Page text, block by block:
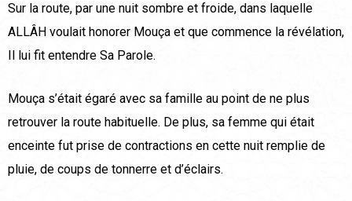
Sur la route, par une nuit sombre et froide, dans laquelle
ALLÂH voulait honorer Mouça et que commence la révélation,
Il lui fit entendre Sa Parole.
Mouça s’était égaré avec sa famille au point de ne plus
retrouver la route habituelle. De plus, sa femme qui était
enceinte fut prise de contractions en cette nuit remplie de
pluie, de coups de tonnerre et d’éclairs.